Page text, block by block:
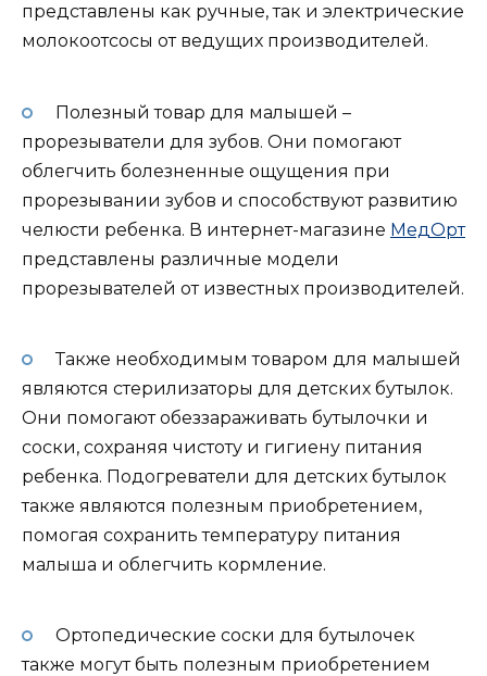
представлены как ручные, так и электрические
молокоотсосы от ведущих производителей.
Полезный товар для малышей –
прорезыватели для зубов. Они помогают
облегчить болезненные ощущения при
прорезывании зубов и способствуют развитию
челюсти ребенка. В интернет-магазине МедОрт
представлены различные модели
прорезывателей от известных производителей.
Также необходимым товаром для малышей
являются стерилизаторы для детских бутылок.
Они помогают обеззараживать бутылочки и
соски, сохраняя чистоту и гигиену питания
ребенка. Подогреватели для детских бутылок
также являются полезным приобретением,
помогая сохранить температуру питания
малыша и облегчить кормление.
Ортопедические соски для бутылочек
также могут быть полезным приобретением